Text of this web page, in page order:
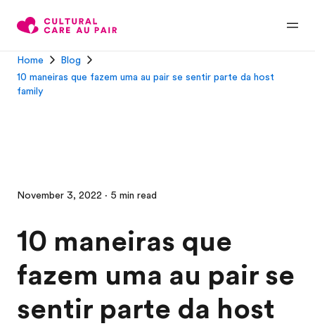
Home
Blog
10 maneiras que fazem uma au pair se sentir parte da host
family
November 3, 2022 · 5 min read
10 maneiras que
fazem uma au pair se
sentir parte da host